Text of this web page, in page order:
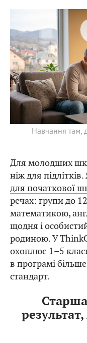
Навчання там,
Для молодших
ніж для підлітків.
для початкової
речах: групи до
математикою,
щодня і
родиною. У
охоплює 1–5
в програмі
стандарт.